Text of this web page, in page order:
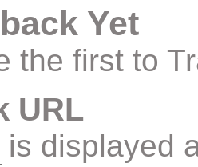
Yet
the first to
URL
displayed